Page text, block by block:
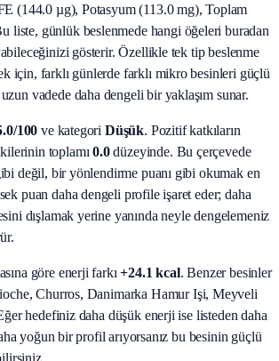
(144.0 µg), Potasyum (113.0 mg), Toplam
liste, günlük beslenmede hangi öğeleri buradan
gösterir. Özellikle tek tip beslenme
için, farklı günlerde farklı mikro besinleri güçlü
vadede daha dengeli bir yaklaşım sunar.
/100 ve kategori Düşük. Pozitif katkıların
toplamı 0.0düzeyinde. Bu çerçevede
değil, bir yönlendirme puanı gibi okumak en
puan daha dengeli profile işaret eder; daha
dışlamak yerine yanında neyle dengelemeniz
göre enerji farkı +24.1 kcal. Benzer besinler
Churros, Danimarka Hamur Işi, Meyveli
hedefiniz daha düşük enerji ise listeden daha
yoğun bir profil arıyorsanız bu besinin güçlü